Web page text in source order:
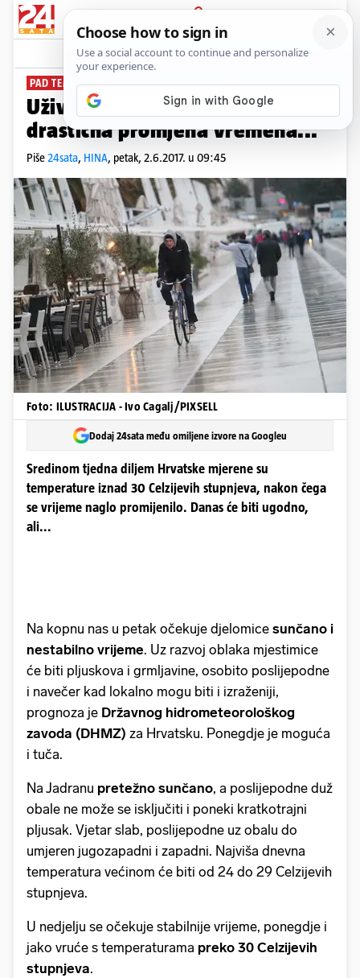
PRIJAVA
News Komentari
PAD TEMPERATURE ZA 10° C
Uživajte za vikend, stiže nam
drastična promjena vremena...
Piše24sata, HINA, petak, 2.6.2017. u 09:45
Foto: ILUSTRACIJA - Ivo Cagalj/PIXSELL
Dodaj 24sata među omiljene izvore na Googleu
Sredinom tjedna diljem Hrvatske mjerene su
temperature iznad 30 Celzijevih stupnjeva, nakon čega
se vrijeme naglo promijenilo. Danas će biti ugodno,
ali...
Na kopnu nas u petak očekuje djelomice sunčano i
nestabilno vrijeme. Uz razvoj oblaka mjestimice
će biti pljuskova i grmljavine, osobito poslijepodne
i navečer kad lokalno mogu biti i izraženiji,
prognoza je Državnog hidrometeorološkog
zavoda (DHMZ) za Hrvatsku. Ponegdje je moguća
i tuča.
Na Jadranu pretežno sunčano, a poslijepodne duž
obale ne može se isključiti i poneki kratkotrajni
pljusak. Vjetar slab, poslijepodne uz obalu do
umjeren jugozapadni i zapadni. Najviša dnevna
temperatura većinom će biti od 24 do 29 Celzijevih
stupnjeva.
U nedjelju se očekuje stabilnije vrijeme, ponegdje i
jako vruće s temperaturama preko 30 Celzijevih
stupnjeva.